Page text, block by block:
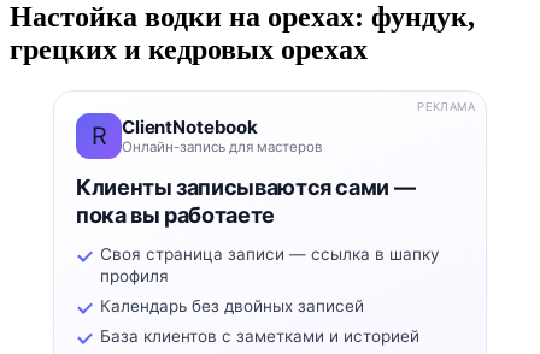
Настойка водки на орехах: фундук,
грецких и кедровых орехах
R ClientNotebook
Онлайн-запись для мастеров
Клиенты записываются сами —
пока вы работаете
Своя страница записи — ссылка в шапку
профиля
Календарь без двойных записей
База клиентов с заметками и историей
РЕКЛАМА